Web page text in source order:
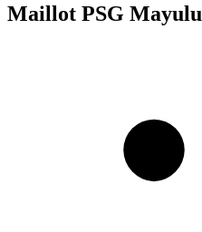
Maillot PSG Mayulu